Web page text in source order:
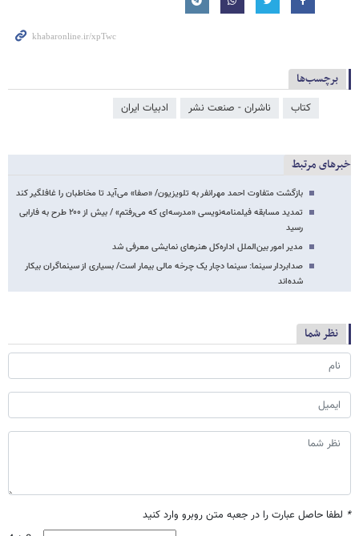
برچسب‌ها
کتاب ناشران - صنعت نشر ادبیات ایران
خبرهای مرتبط
بازگشت متفاوت احمد مهرانفر به تلویزیون/ «صفا» می‌آید تا مخاطبان را غافلگیر کند
تمدید مسابقه فیلمنامه‌نویسی «مدرسه‌ای که می‌رفتم» / بیش از ۲۰۰ طرح به فارابی
رسید
مدیر امور بین‌الملل اداره‌کل هنرهای نمایشی معرفی شد
صدابردار سینما: سینما دچار یک چرخه مالی بیمار است/ بسیاری از سینماگران بیکار
شده‌اند
نظر شما
* لطفا حاصل عبارت را در جعبه متن روبرو وارد کنید